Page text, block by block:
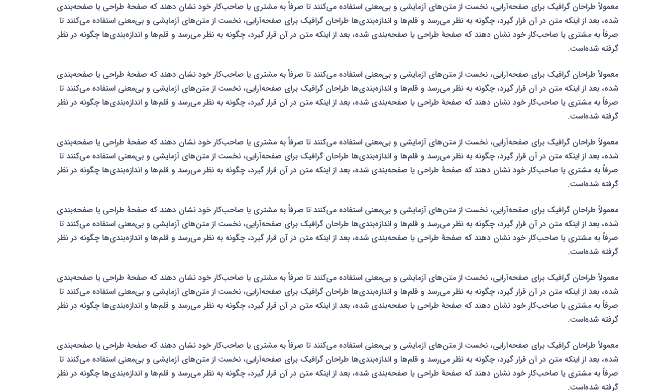
معمولاً طراحان گرافیک برای صفحه‌آرایی، نخست از متن‌های آزمایشی و بی‌معنی استفاده می‌کنند تا صرفاً به مشتری یا صاحب‌کار خود نشان دهند که صفحهٔ طراحی یا صفحه‌بندی
شده، بعد از اینکه متن در آن قرار گیرد، چگونه به نظر می‌رسد و قلم‌ها و اندازه‌بندی‌ها طراحان گرافیک برای صفحه‌آرایی، نخست از متن‌های آزمایشی و بی‌معنی استفاده می‌کنند تا
صرفاً به مشتری یا صاحب‌کار خود نشان دهند که صفحهٔ طراحی یا صفحه‌بندی شده، بعد از اینکه متن در آن قرار گیرد، چگونه به نظر می‌رسد و قلم‌ها و اندازه‌بندی‌ها چگونه در نظر
گرفته شده‌است.
معمولاً طراحان گرافیک برای صفحه‌آرایی، نخست از متن‌های آزمایشی و بی‌معنی استفاده می‌کنند تا صرفاً به مشتری یا صاحب‌کار خود نشان دهند که صفحهٔ طراحی یا صفحه‌بندی
شده، بعد از اینکه متن در آن قرار گیرد، چگونه به نظر می‌رسد و قلم‌ها و اندازه‌بندی‌ها طراحان گرافیک برای صفحه‌آرایی، نخست از متن‌های آزمایشی و بی‌معنی استفاده می‌کنند تا
صرفاً به مشتری یا صاحب‌کار خود نشان دهند که صفحهٔ طراحی یا صفحه‌بندی شده، بعد از اینکه متن در آن قرار گیرد، چگونه به نظر می‌رسد و قلم‌ها و اندازه‌بندی‌ها چگونه در نظر
گرفته شده‌است.
معمولاً طراحان گرافیک برای صفحه‌آرایی، نخست از متن‌های آزمایشی و بی‌معنی استفاده می‌کنند تا صرفاً به مشتری یا صاحب‌کار خود نشان دهند که صفحهٔ طراحی یا صفحه‌بندی
شده، بعد از اینکه متن در آن قرار گیرد، چگونه به نظر می‌رسد و قلم‌ها و اندازه‌بندی‌ها طراحان گرافیک برای صفحه‌آرایی، نخست از متن‌های آزمایشی و بی‌معنی استفاده می‌کنند تا
صرفاً به مشتری یا صاحب‌کار خود نشان دهند که صفحهٔ طراحی یا صفحه‌بندی شده، بعد از اینکه متن در آن قرار گیرد، چگونه به نظر می‌رسد و قلم‌ها و اندازه‌بندی‌ها چگونه در نظر
گرفته شده‌است.
معمولاً طراحان گرافیک برای صفحه‌آرایی، نخست از متن‌های آزمایشی و بی‌معنی استفاده می‌کنند تا صرفاً به مشتری یا صاحب‌کار خود نشان دهند که صفحهٔ طراحی یا صفحه‌بندی
شده، بعد از اینکه متن در آن قرار گیرد، چگونه به نظر می‌رسد و قلم‌ها و اندازه‌بندی‌ها طراحان گرافیک برای صفحه‌آرایی، نخست از متن‌های آزمایشی و بی‌معنی استفاده می‌کنند تا
صرفاً به مشتری یا صاحب‌کار خود نشان دهند که صفحهٔ طراحی یا صفحه‌بندی شده، بعد از اینکه متن در آن قرار گیرد، چگونه به نظر می‌رسد و قلم‌ها و اندازه‌بندی‌ها چگونه در نظر
گرفته شده‌است.
معمولاً طراحان گرافیک برای صفحه‌آرایی، نخست از متن‌های آزمایشی و بی‌معنی استفاده می‌کنند تا صرفاً به مشتری یا صاحب‌کار خود نشان دهند که صفحهٔ طراحی یا صفحه‌بندی
شده، بعد از اینکه متن در آن قرار گیرد، چگونه به نظر می‌رسد و قلم‌ها و اندازه‌بندی‌ها طراحان گرافیک برای صفحه‌آرایی، نخست از متن‌های آزمایشی و بی‌معنی استفاده می‌کنند تا
صرفاً به مشتری یا صاحب‌کار خود نشان دهند که صفحهٔ طراحی یا صفحه‌بندی شده، بعد از اینکه متن در آن قرار گیرد، چگونه به نظر می‌رسد و قلم‌ها و اندازه‌بندی‌ها چگونه در نظر
گرفته شده‌است.
معمولاً طراحان گرافیک برای صفحه‌آرایی، نخست از متن‌های آزمایشی و بی‌معنی استفاده می‌کنند تا صرفاً به مشتری یا صاحب‌کار خود نشان دهند که صفحهٔ طراحی یا صفحه‌بندی
شده، بعد از اینکه متن در آن قرار گیرد، چگونه به نظر می‌رسد و قلم‌ها و اندازه‌بندی‌ها طراحان گرافیک برای صفحه‌آرایی، نخست از متن‌های آزمایشی و بی‌معنی استفاده می‌کنند تا
صرفاً به مشتری یا صاحب‌کار خود نشان دهند که صفحهٔ طراحی یا صفحه‌بندی شده، بعد از اینکه متن در آن قرار گیرد، چگونه به نظر می‌رسد و قلم‌ها و اندازه‌بندی‌ها چگونه در نظر
گرفته شده‌است.